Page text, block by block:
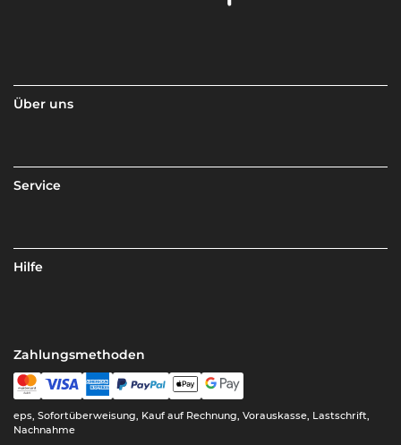
Über uns
Service
Hilfe
Zahlungsmethoden
eps, Sofortüberweisung, Kauf auf Rechnung, Vorauskasse, Lastschrift,
Nachnahme